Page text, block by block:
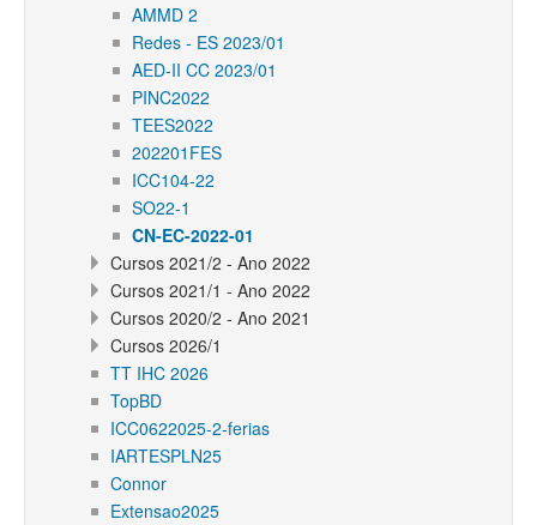
AMMD 2
Redes - ES 2023/01
AED-II CC 2023/01
PINC2022
TEES2022
202201FES
ICC104-22
SO22-1
CN-EC-2022-01
Cursos 2021/2 - Ano 2022
Cursos 2021/1 - Ano 2022
Cursos 2020/2 - Ano 2021
Cursos 2026/1
TT IHC 2026
TopBD
ICC0622025-2-ferias
IARTESPLN25
Connor
Extensao2025